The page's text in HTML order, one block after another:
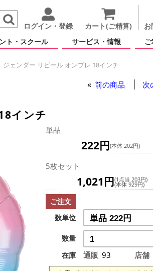
ログイン・登録 カート(ご精算)
ト・スクール サービス・情報
ジェンダー リビール オンブレ 18インチ
前の商品 次
インチ
単品
222円(本体 202円)
5枚セット
1,021円(1点当 203円)
(本体 929円)
ご注文
数単位
数量
在庫
通販 93 店舗